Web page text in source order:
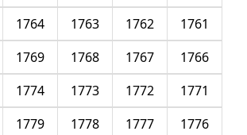
1761
1762
1763
1764
1766
1767
1768
1769
1771
1772
1773
1774
1776
1777
1778
1779